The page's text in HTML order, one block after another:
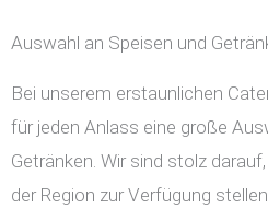
Auswahl an Speisen und
Bei unserem erstaunlichen
für jeden Anlass eine große
Getränken. Wir sind stolz
der Region zur Verfügung